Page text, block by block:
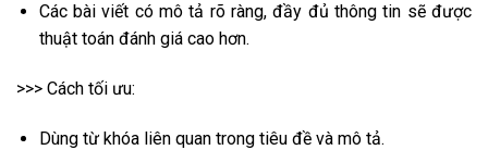
Các bài viết có mô tả rõ ràng, đầy đủ thông tin sẽ được
thuật toán đánh giá cao hơn.
>>> Cách tối ưu:
Dùng từ khóa liên quan trong tiêu đề và mô tả.